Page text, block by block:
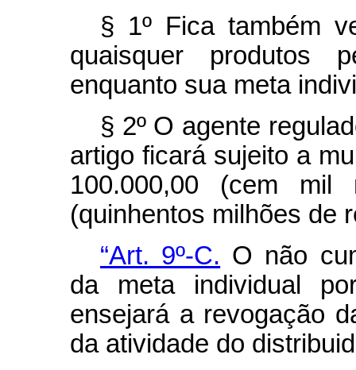
§ 1º Fica também
quaisquer produtos
enquanto sua meta
§ 2º O agente
artigo ficará sujeito a
100.000,00 (cem mil
(quinhentos milhões de
“Art. 9º-C. O não
da meta individual
ensejará a revogação
da atividade do